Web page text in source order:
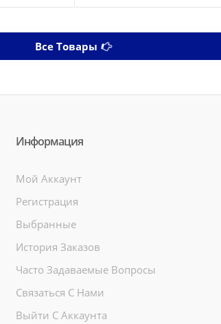
Все Товары
Информация
Мой Аккаунт
Регистрация
Выбранные
История Заказов
Часто Задаваемые Вопросы
Связаться С Нами
Выйти С Аккаунта